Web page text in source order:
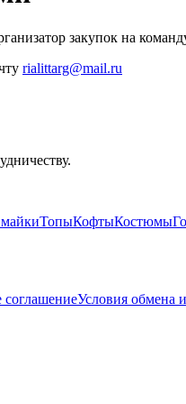
закупок на
rialittarg@mail.ru
ТопыКофтыКостюмы
соглашениеУсловия обмена